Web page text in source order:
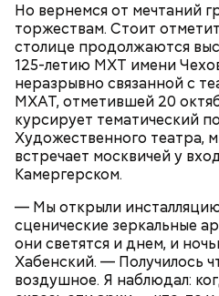
Но вернемся от мечтаний
торжествам. Стоит
столице продолжаются
125-летию МХТ имени
неразрывно связанной с
МХАТ, отметившей 20
курсирует тематический
Художественного театра,
встречает москвичей у
Камергерском.
— Мы открыли
сценические зеркальные
они светятся и днем, и
Хабенский. — Получилось
воздушное. Я наблюдал:
Московский зоопарк
— Не люблю, когда
— Рюкзаки необходимо
— заявила Ирина